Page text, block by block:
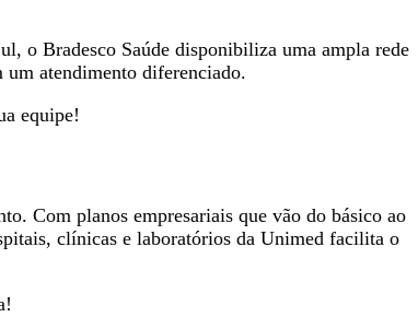
o Bradesco Saúde disponibiliza uma ampla rede
um atendimento diferenciado.
equipe!
Com planos empresariais que vão do básico ao
clínicas e laboratórios da Unimed facilita o